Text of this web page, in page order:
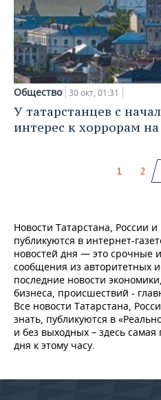
Общество 30 окт, 01:31
У татарстанцев с
интерес к хоррорам на
1 2
Новости Татарстана, России
публикуются в интернет-
новостей дня — это
сообщения из авторитетных
последние новости
бизнеса, происшествий -
Все новости Татарстана,
знать, публикуются в
и без выходных – здесь
дня к этому часу.